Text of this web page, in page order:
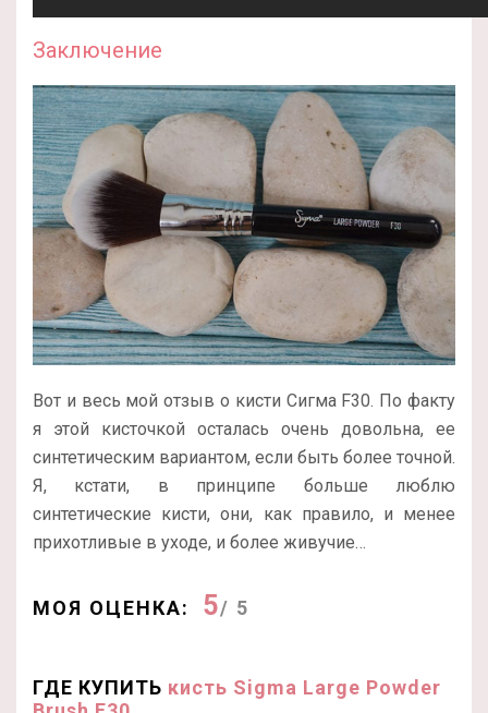
Заключение
Вот и весь мой отзыв о кисти Сигма F30. По факту
я этой кисточкой осталась очень довольна, ее
синтетическим вариантом, если быть более точной.
Я, кстати, в принципе больше люблю
синтетические кисти, они, как правило, и менее
прихотливые в уходе, и более живучие…
МОЯ ОЦЕНКА: 5/ 5
ГДЕ КУПИТЬ кисть Sigma Large Powder